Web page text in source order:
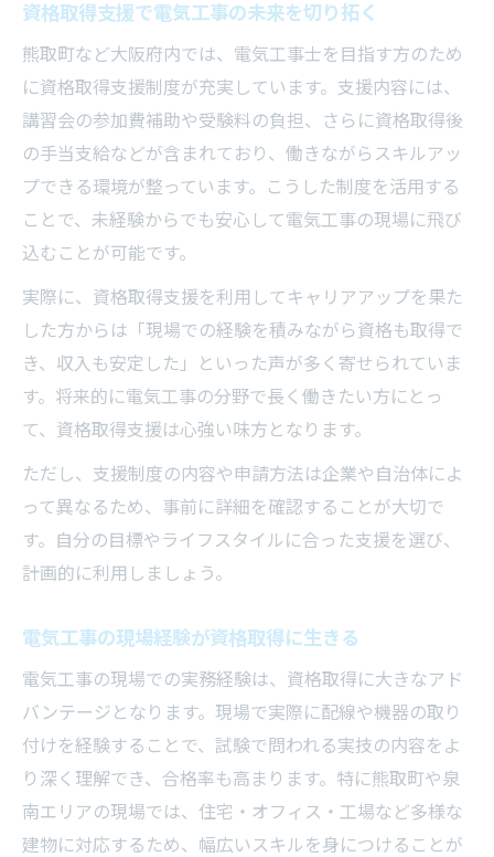
資格取得支援で電気工事の未来を切り拓く
熊取町など大阪府内では、電気工事士を目指す方のため
に資格取得支援制度が充実しています。支援内容には、
講習会の参加費補助や受験料の負担、さらに資格取得後
の手当支給などが含まれており、働きながらスキルアッ
プできる環境が整っています。こうした制度を活用する
ことで、未経験からでも安心して電気工事の現場に飛び
込むことが可能です。
実際に、資格取得支援を利用してキャリアアップを果た
した方からは「現場での経験を積みながら資格も取得で
き、収入も安定した」といった声が多く寄せられていま
す。将来的に電気工事の分野で長く働きたい方にとっ
て、資格取得支援は心強い味方となります。
ただし、支援制度の内容や申請方法は企業や自治体によ
って異なるため、事前に詳細を確認することが大切で
す。自分の目標やライフスタイルに合った支援を選び、
計画的に利用しましょう。
電気工事の現場経験が資格取得に生きる
電気工事の現場での実務経験は、資格取得に大きなアド
バンテージとなります。現場で実際に配線や機器の取り
付けを経験することで、試験で問われる実技の内容をよ
り深く理解でき、合格率も高まります。特に熊取町や泉
南エリアの現場では、住宅・オフィス・工場など多様な
建物に対応するため、幅広いスキルを身につけることが